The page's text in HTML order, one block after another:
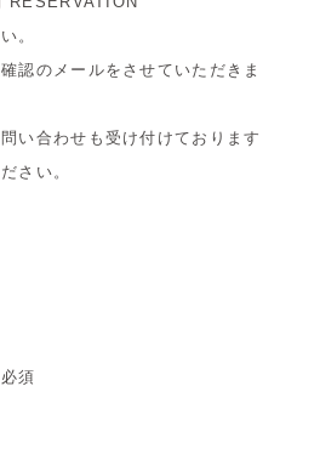
。
認のメールをさせていただきま
い合わせも受け付けております
さい。
須